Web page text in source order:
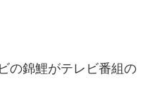
の錦鯉がテレビ番組の